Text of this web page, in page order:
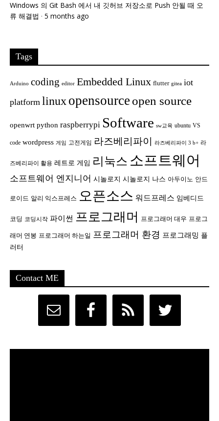
Windows 의 Git Bash 에서 내 깃허브 저장소로 Push 안될 때 오
류 해결법 · 5 months ago
Tags
Arduino coding editor Embedded Linux flutter gitea iot
platform linux opensource open source
openwrt python raspberrypi Software sw교육 ubuntu VS
code wordpress 게임 고전게임 라즈베리파이 라즈베리파이 3 b+ 라
즈베리파이 활용 레트로 게임 리눅스 소프트웨어
소프트웨어 엔지니어 시놀로지 시놀로지 나스 아두이노 안드
로이드 알리 익스프레스 오픈소스 워드프레스 임베디드
코딩 코딩시작 파이썬 프로그래머 프로그래머 대우 프로그
래머 연봉 프로그래머 하는일 프로그래머 환경 프로그래밍 플
러터
Contact ME